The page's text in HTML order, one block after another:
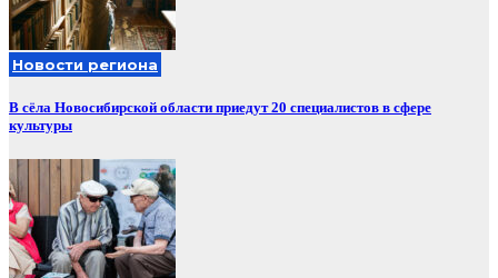
Новости региона
В сёла Новосибирской области приедут 20 специалистов в сфере
культуры